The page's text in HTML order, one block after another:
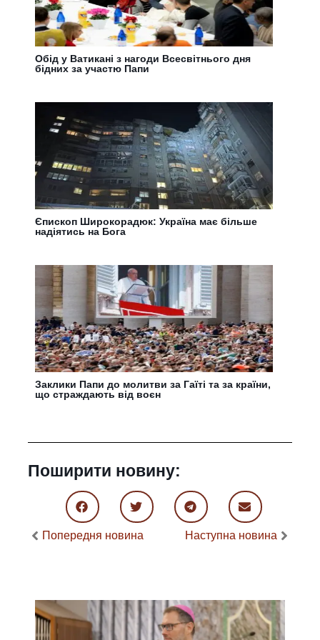
Обід у Ватикані з нагоди Всесвітнього дня
бідних за участю Папи
Єпископ Широкорадюк: Україна має більше
надіятись на Бога
Заклики Папи до молитви за Гаїті та за країни,
що страждають від воєн
Поширити новину:
Попередня новина Наступна новина